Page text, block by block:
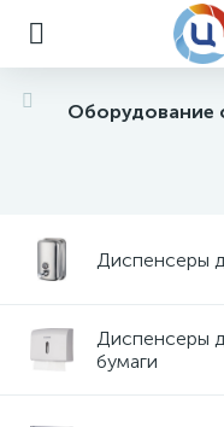
Оборудование
Диспенсеры
Диспенсеры
бумаги